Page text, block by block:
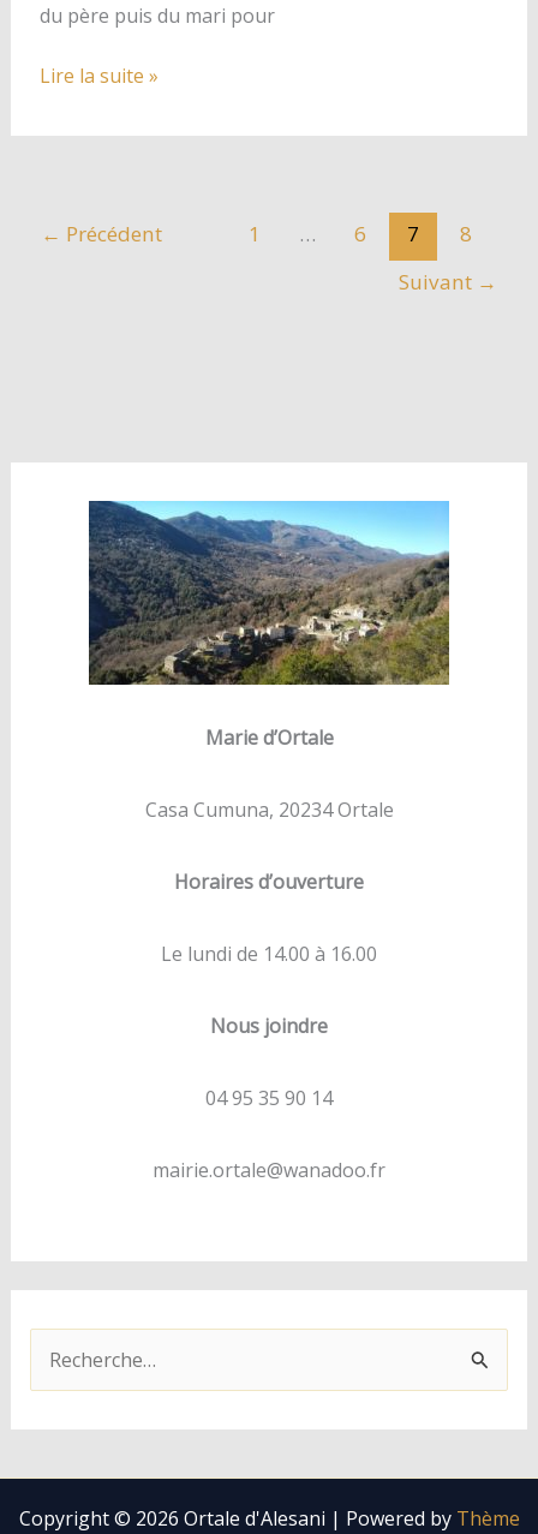
du père puis du mari pour
Evolution
:
de
Lire la suite »
← Précédent 1 … 6 7
8
Suivant →
Marie d’Ortale
Casa Cumuna, 20234 Ortale
Horaires d’ouverture
Le lundi de 14.00 à 16.00
Nous joindre
04 95 35 90 14
mairie.ortale@wanadoo.fr
e
c
Copyright © 2026 Ortale d'Alesani | Powered by Thème